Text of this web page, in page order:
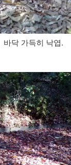
바닥 가득히 낙엽.